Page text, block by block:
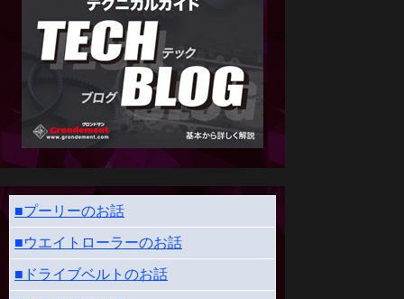
■プーリーのお話
■ウエイトローラーのお話
■ドライブベルトのお話